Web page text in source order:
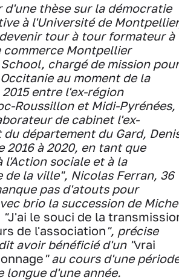
d'une thèse sur la démocratie
à l'Université de
tour à tour formateur à
commerce Montpellier
chargé de mission pour
au moment de la
entre l'ex-région
Roussillon et Midi-Pyrénées,
de cabinet l'ex-
du département du Gard,
2016 à 2020, en tant que
l'Action sociale et à la
de la ville", Nicolas Ferran, 36
pas d'atouts pour
brio la succession de
"J'ai le souci de la
de l'association ", précise
avoir bénéficié d'un "vrai
" au cours d'une
longue d'une année.